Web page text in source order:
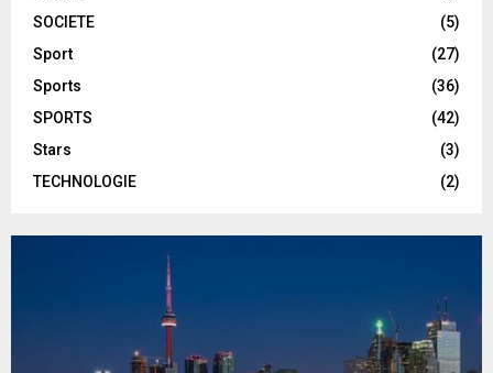
SOCIETE
(5)
Sport
(27)
Sports
(36)
SPORTS
(42)
Stars
(3)
TECHNOLOGIE
(2)